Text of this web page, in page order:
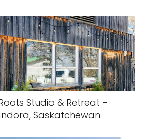
Studio & Retreat -
Saskatchewan